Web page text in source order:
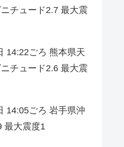
チュード2.7 最大震
14:22ごろ 熊本県天
チュード2.6 最大震
14:05ごろ 岩手県沖
最大震度1